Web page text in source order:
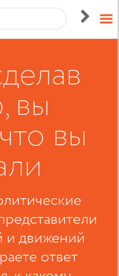
вы
вы
и движений
ответ